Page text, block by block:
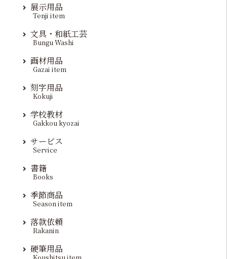
展示用品
Tenji item
文具・和紙工芸
Bungu Washi
画材用品
Gazai item
刻字用品
Kokuji
学校教材
Gakkou kyozai
サービス
Service
書籍
Books
季節商品
Season item
落款依頼
Rakanin
硬筆用品